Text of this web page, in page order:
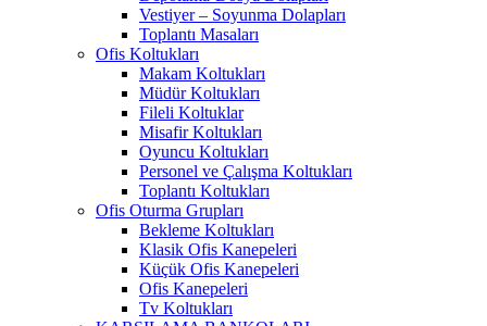
Vestiyer – Soyunma Dolapları
Toplantı Masaları
Ofis Koltukları
Makam Koltukları
Müdür Koltukları
Fileli Koltuklar
Misafir Koltukları
Oyuncu Koltukları
Personel ve Çalışma Koltukları
Toplantı Koltukları
Ofis Oturma Grupları
Bekleme Koltukları
Klasik Ofis Kanepeleri
Küçük Ofis Kanepeleri
Ofis Kanepeleri
Tv Koltukları